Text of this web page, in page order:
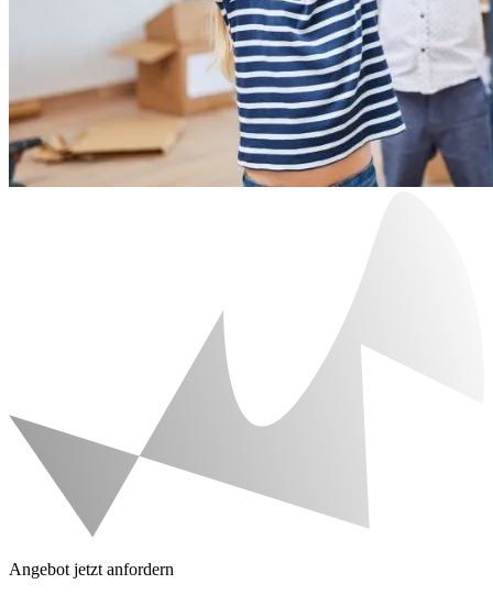
Angebot jetzt anfordern